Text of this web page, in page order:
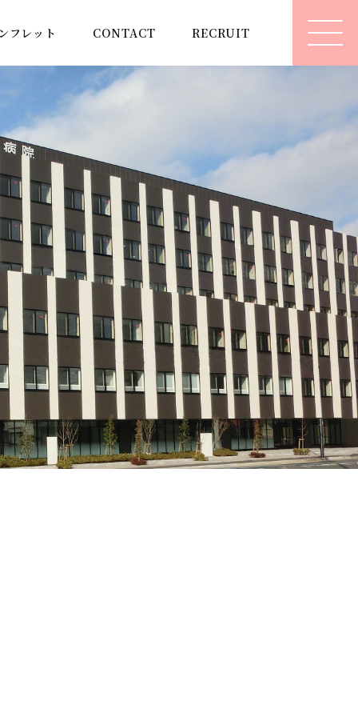
フレット CONTACT RECRUIT